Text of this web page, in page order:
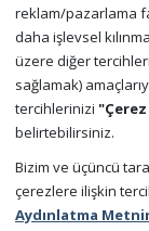
Hava Durumu
Meteoroloji
Accuweather
WindGuru
reklam/pazarlama
daha işlevsel
üzere diğer
sağlamak)
tercihlerinizi
belirtebilirsiniz.
Bizim ve üçüncü
çerezlere ilişkin
Aydınlatma
×
Size